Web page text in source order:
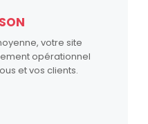
votre site
opérationnel
et vos clients.